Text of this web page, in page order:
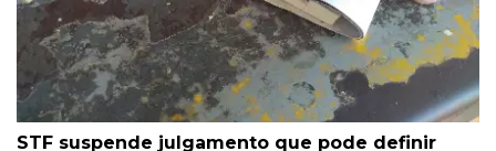
STF suspende julgamento que pode definir